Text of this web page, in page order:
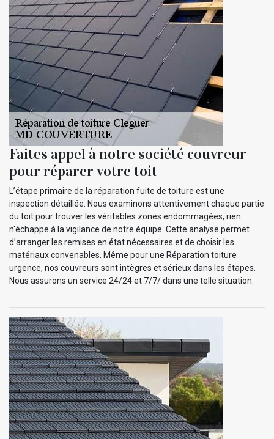
Faites appel à notre société couvreur
pour réparer votre toit
L’étape primaire de la réparation fuite de toiture est une
inspection détaillée. Nous examinons attentivement chaque partie
du toit pour trouver les véritables zones endommagées, rien
n'échappe à la vigilance de notre équipe. Cette analyse permet
d’arranger les remises en état nécessaires et de choisir les
matériaux convenables. Même pour une Réparation toiture
urgence, nos couvreurs sont intègres et sérieux dans les étapes.
Nous assurons un service 24/24 et 7/7/ dans une telle situation.